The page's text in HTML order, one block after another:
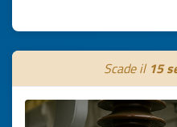
Scade il 15